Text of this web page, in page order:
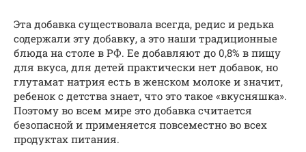
Эта добавка существовала всегда, редис и редька
содержали эту добавку, а это наши традиционные
блюда на столе в РФ. Ее добавляют до 0,8% в пищу
для вкуса, для детей практически нет добавок, но
глутамат натрия есть в женском молоке и значит,
ребенок с детства знает, что это такое «вкусняшка».
Поэтому во всем мире это добавка считается
безопасной и применяется повсеместно во всех
продуктах питания.